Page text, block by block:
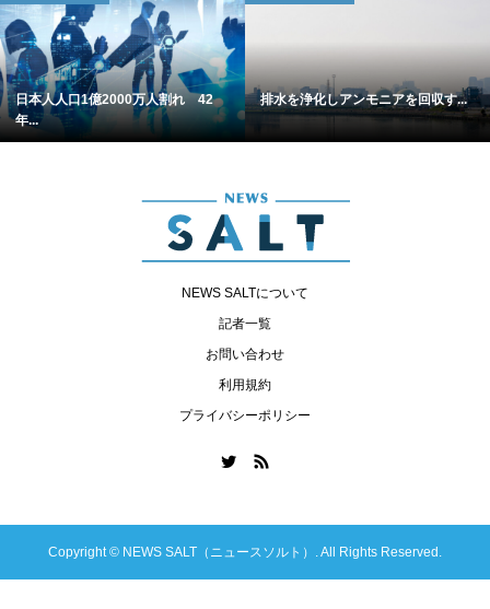
日本人人口1億2000万人割れ 42
年...
排水を浄化しアンモニアを回収す...
NEWS SALTについて
記者一覧
お問い合わせ
利用規約
プライバシーポリシー
Copyright © NEWS SALT（ニュースソルト）. All Rights Reserved.